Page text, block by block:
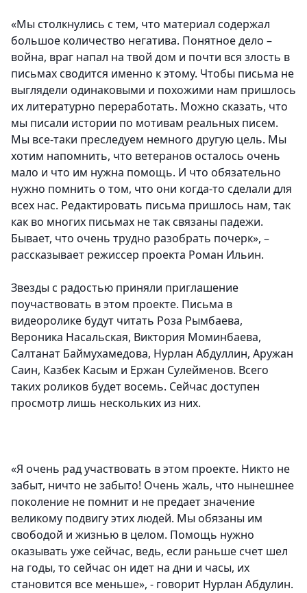
«Мы столкнулись с тем, что материал содержал
большое количество негатива. Понятное дело –
война, враг напал на твой дом и почти вся злость в
письмах сводится именно к этому. Чтобы письма не
выглядели одинаковыми и похожими нам пришлось
их литературно переработать. Можно сказать, что
мы писали истории по мотивам реальных писем.
Мы все-таки преследуем немного другую цель. Мы
хотим напомнить, что ветеранов осталось очень
мало и что им нужна помощь. И что обязательно
нужно помнить о том, что они когда-то сделали для
всех нас. Редактировать письма пришлось нам, так
как во многих письмах не так связаны падежи.
Бывает, что очень трудно разобрать почерк», –
рассказывает режиссер проекта Роман Ильин.
Звезды с радостью приняли приглашение
поучаствовать в этом проекте. Письма в
видеоролике будут читать Роза Рымбаева,
Вероника Насальская, Виктория Моминбаева,
Салтанат Баймухамедова, Нурлан Абдуллин, Аружан
Саин, Казбек Касым и Ержан Сулейменов. Всего
таких роликов будет восемь. Сейчас доступен
просмотр лишь нескольких из них.
«Я очень рад участвовать в этом проекте. Никто не
забыт, ничто не забыто! Очень жаль, что нынешнее
поколение не помнит и не предает значение
великому подвигу этих людей. Мы обязаны им
свободой и жизнью в целом. Помощь нужно
оказывать уже сейчас, ведь, если раньше счет шел
на годы, то сейчас он идет на дни и часы, их
становится все меньше», - говорит Нурлан Абдулин.